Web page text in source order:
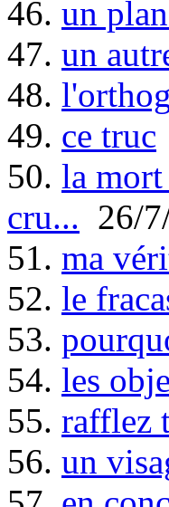
46. un
47. un
48.
49. ce truc
50. la
cru... 26/
51. ma
52. le
53.
54. les
55. rafflez
56. un